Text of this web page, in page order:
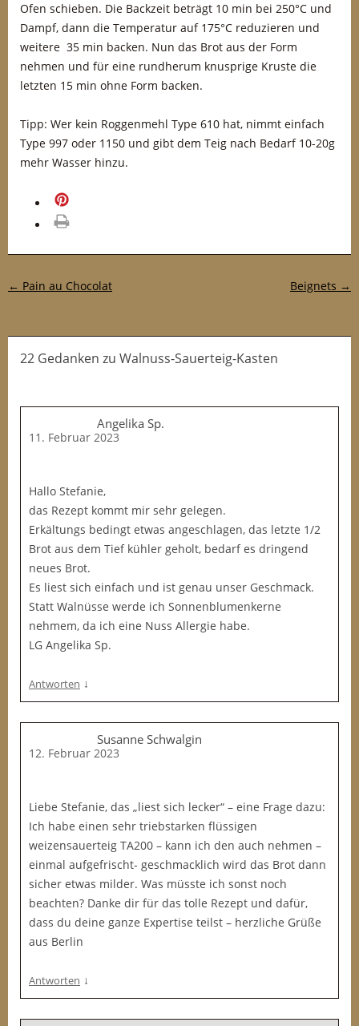
Ofen schieben. Die Backzeit beträgt 10 min bei 250°C und
Dampf, dann die Temperatur auf 175°C reduzieren und
weitere 35 min backen. Nun das Brot aus der Form
nehmen und für eine rundherum knusprige Kruste die
letzten 15 min ohne Form backen.
Tipp: Wer kein Roggenmehl Type 610 hat, nimmt einfach
Type 997 oder 1150 und gibt dem Teig nach Bedarf 10-20g
mehr Wasser hinzu.
Post-Navigation
← Pain au Chocolat Beignets →
22 Gedanken zu Walnuss-Sauerteig-Kasten
Angelika Sp.
11. Februar 2023
Hallo Stefanie,
das Rezept kommt mir sehr gelegen.
Erkältungs bedingt etwas angeschlagen, das letzte 1/2
Brot aus dem Tief kühler geholt, bedarf es dringend
neues Brot.
Es liest sich einfach und ist genau unser Geschmack.
Statt Walnüsse werde ich Sonnenblumenkerne
nehmem, da ich eine Nuss Allergie habe.
LG Angelika Sp.
Antworten ↓
Susanne Schwalgin
12. Februar 2023
Liebe Stefanie, das „liest sich lecker“ – eine Frage dazu:
Ich habe einen sehr triebstarken flüssigen
weizensauerteig TA200 – kann ich den auch nehmen –
einmal aufgefrischt- geschmacklich wird das Brot dann
sicher etwas milder. Was müsste ich sonst noch
beachten? Danke dir für das tolle Rezept und dafür,
dass du deine ganze Expertise teilst – herzliche Grüße
aus Berlin
Antworten ↓